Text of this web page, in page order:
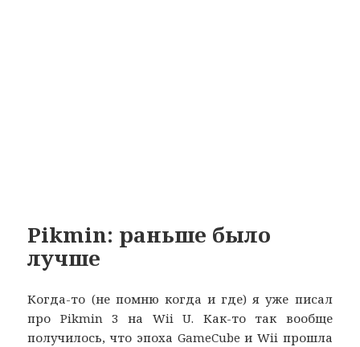
Pikmin: раньше было
лучше
Когда-то (не помню когда и где) я уже писал
про Pikmin 3 на Wii U. Как-то так вообще
получилось, что эпоха GameCube и Wii прошла